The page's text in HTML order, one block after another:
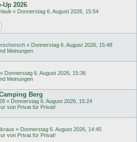
2026
« Donnerstag 6. August 2026, 15:54
« Donnerstag 6. August 2026, 15:48
Meinungen
« Donnerstag 6. August 2026, 15:36
Meinungen
Berg
« Donnerstag 6. August 2026, 15:24
von Privat für Privat!
« Donnerstag 6. August 2026, 14:45
von Privat für Privat!